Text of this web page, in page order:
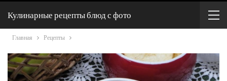
Кулинарные рецепты блюд с фото
Главная Рецепты